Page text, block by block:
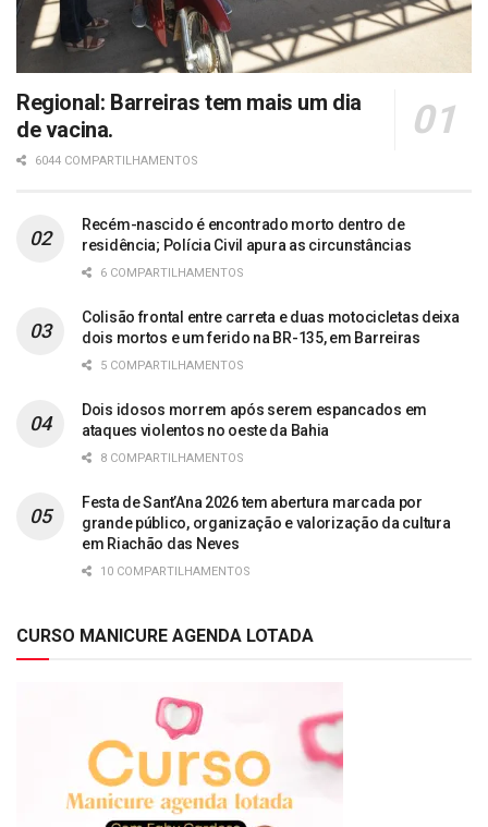
Regional: Barreiras tem mais um dia
de vacina.
6044 COMPARTILHAMENTOS
Recém-nascido é encontrado morto dentro de
residência; Polícia Civil apura as circunstâncias
6 COMPARTILHAMENTOS
Colisão frontal entre carreta e duas motocicletas deixa
dois mortos e um ferido na BR-135, em Barreiras
5 COMPARTILHAMENTOS
Dois idosos morrem após serem espancados em
ataques violentos no oeste da Bahia
8 COMPARTILHAMENTOS
Festa de Sant’Ana 2026 tem abertura marcada por
grande público, organização e valorização da cultura
em Riachão das Neves
10 COMPARTILHAMENTOS
CURSO MANICURE AGENDA LOTADA